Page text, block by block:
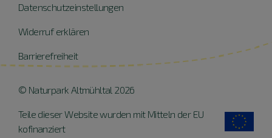
Datenschutzeinstellungen
Widerruf erklären
Barrierefreiheit
© Naturpark Altmühltal 2026
Teile dieser Website wurden mit Mitteln der EU
kofinanziert